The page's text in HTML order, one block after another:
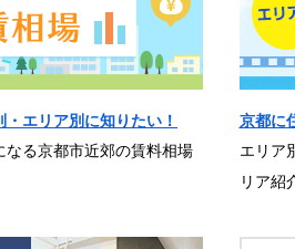
エリア別に知りたい！
なる京都市近郊の賃料相場
京都に
エリア
リア紹